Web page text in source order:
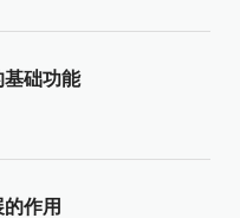
基础功能
作用